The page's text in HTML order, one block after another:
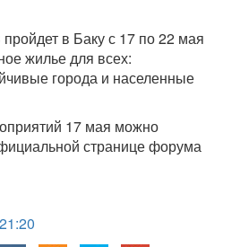
в Баку с 17 по 22 мая
жилье для всех:
города и населенные
17 мая можно
странице форума